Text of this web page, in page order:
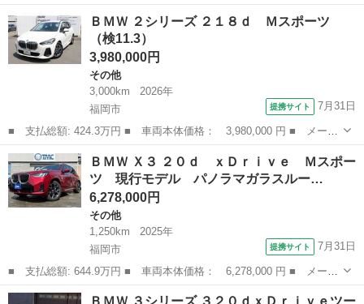
名： ＢＭＷ ■ 車種名： ４シリーズ ■ グレード名： ４３０ｉ
グランクーペ Ｍスポーツ 黒革（ヒーター機能付き）シート・純正
ＯＰ１９ｉ...
福岡 北九州市
ＢＭＷ ２シリーズ ２１８ｄ Ｍスポーツ
（検11.3）
3,980,000円
その他
3,000km
2026年
福岡市
提携サイト 7月31日
■ 支払総額: 424.3万円 ■ 車両本体価格： 3,980,000 円 ■ メーカ
ー名： ＢＭＷ ■ 車種名： ２シリーズ ■ グレード名： ２１８
ｄ Ｍスポーツ ■ 排気量： 2000cc ■ ドア枚数： 5D ■ ...
福岡 福岡市
ＢＭＷ Ｘ３ ２０ｄ ｘＤｒｉｖｅ Ｍスポー
ツ 現行モデル パノラマガラスルー…
6,278,000円
その他
1,250km
2025年
福岡市
提携サイト 7月31日
■ 支払総額: 644.9万円 ■ 車両本体価格： 6,278,000 円 ■ メーカ
ー名： ＢＭＷ ■ 車種名： Ｘ３ ■ グレード名： ２０ｄ ｘＤ
福岡 福岡市